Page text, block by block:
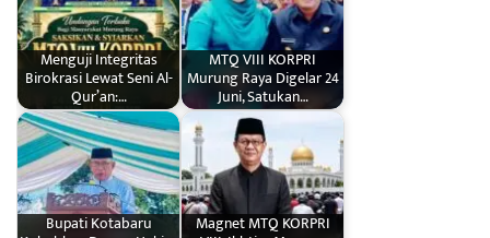
Menguji Integritas
Birokrasi Lewat Seni Al-
Qur’an:…
MTQ VIII KORPRI
Murung Raya Digelar 24
Juni, Satukan…
Bupati Kotabaru Magnet MTQ KORPRI